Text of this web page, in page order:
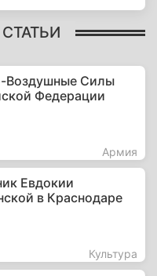
Воздушные Силы
Федерации
Армия
Евдокии
в Краснодаре
Культура